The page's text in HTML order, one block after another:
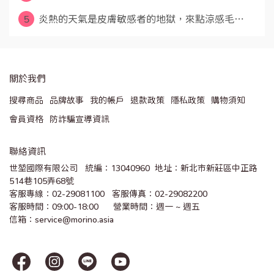
5 炎熱的天氣是皮膚敏感者的地獄，來點涼感毛⋯
關於我們
搜尋商品 品牌故事 我的帳戶 退款政策 隱私政策
購物須知
會員資格
防詐騙宣導資訊
聯絡資訊
世堃國際有限公司   統編：13040960  地址：新北市新莊區中正路
514巷105弄68號
客服專線：02-29081100   客服傳真：02-29082200
客服時間：09:00-18:00      營業時間：週一 ~ 週五
信箱：service@morino.asia